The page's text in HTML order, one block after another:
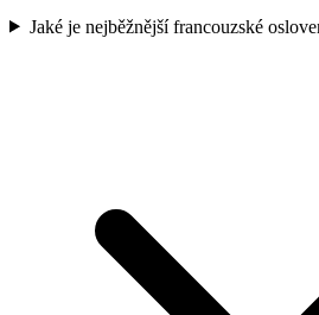
Jaké je nejběžnější francouzské